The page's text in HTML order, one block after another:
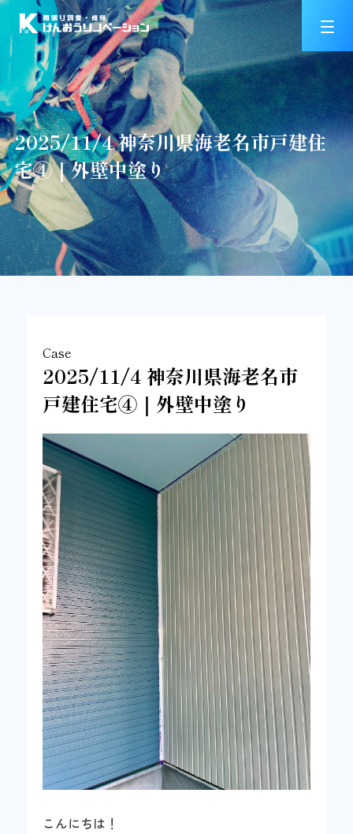
2025/11/4 神奈川県海老名市戸建住
宅④｜外壁中塗り
Case
2025/11/4 神奈川県海老名市
戸建住宅④｜外壁中塗り
こんにちは！